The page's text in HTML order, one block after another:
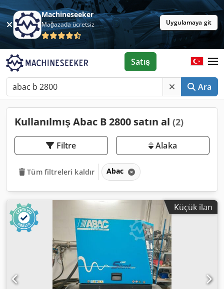
Machineseeker
Mağazada ücretsiz Uygulamaya git
Ara
Satış
Kullanılmış Abac B 2800 satın al (2)
Filtre Alaka
Tüm filtreleri kaldır Abac
Küçük ilan